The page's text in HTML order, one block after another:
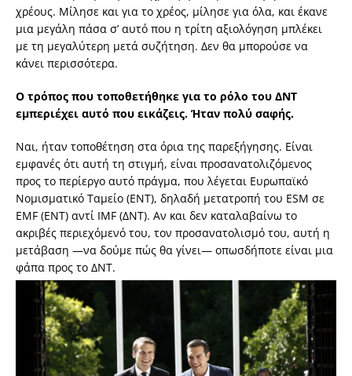
χρέους. Μίλησε και για το χρέος, μίλησε για όλα, και έκανε
μια μεγάλη πάσα σ’ αυτό που η τρίτη αξιολόγηση μπλέκει
με τη μεγαλύτερη μετά συζήτηση. Δεν θα μπορούσε να
κάνει περισσότερα.
Ο τρόπος που τοποθετήθηκε για το ρόλο του ΔΝΤ
εμπεριέχει αυτό που εικάζεις. Ήταν πολύ σαφής.
Ναι, ήταν τοποθέτηση στα όρια της παρεξήγησης. Είναι
εμφανές ότι αυτή τη στιγμή, είναι προσανατολιζόμενος
προς το περίεργο αυτό πράγμα, που λέγεται Ευρωπαϊκό
Νομισματικό Ταμείο (ΕΝΤ), δηλαδή μετατροπή του ESM σε
EMF (ΕΝΤ) αντί IMF (ΔΝΤ). Αν και δεν καταλαβαίνω το
ακριβές περιεχόμενό του, τον προσανατολισμό του, αυτή η
μετάβαση —να δούμε πώς θα γίνει— οπωσδήποτε είναι μια
φάπα προς το ΔΝΤ.